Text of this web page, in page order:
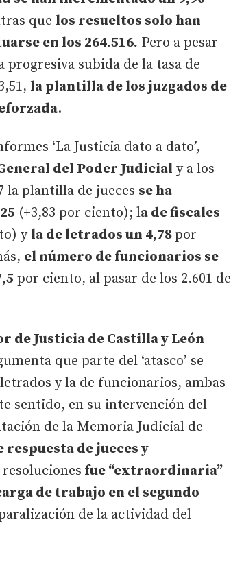
que los resueltos solo han
en los 264.516. Pero a pesar
subida de la tasa de
la plantilla de los juzgados de
.
‘La Justicia dato a dato’,
del Poder Judicial y a los
la plantilla de jueces se ha
(+3,83 por ciento); la de fiscales
y la de letrados un 4,78por
el número de funcionarios se
por ciento, al pasar de los 2.601 de
de Justicia de Castilla y León
que parte del ‘atasco’ se
y la de funcionarios, ambas
sentido, en su intervención del
de la Memoria Judicial de
respuesta de jueces y
fue “extraordinaria”
de trabajo en el segundo
de la actividad del